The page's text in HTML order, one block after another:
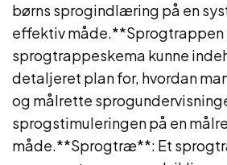
børns sprogindlæring på en
effektiv måde.**Sprogtrappen
sprogtrappeskema kunne
detaljeret plan for, hvordan
og målrette
sprogstimuleringen på en
måde.**Sprogtræ**: Et